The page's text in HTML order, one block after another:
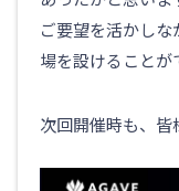
ご要望を活かし
場を設けることが
次回開催時も、皆